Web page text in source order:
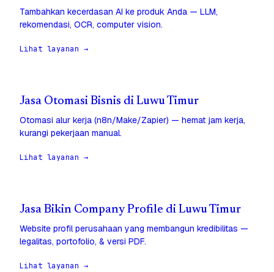
Tambahkan kecerdasan AI ke produk Anda — LLM,
rekomendasi, OCR, computer vision.
Lihat layanan →
Jasa Otomasi Bisnis di Luwu Timur
Otomasi alur kerja (n8n/Make/Zapier) — hemat jam kerja,
kurangi pekerjaan manual.
Lihat layanan →
Jasa Bikin Company Profile di Luwu Timur
Website profil perusahaan yang membangun kredibilitas —
legalitas, portofolio, & versi PDF.
Lihat layanan →